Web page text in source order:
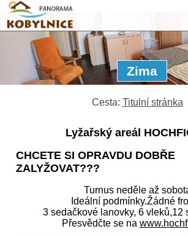
Zima
Cesta: Titulní stránka
Lyžařský areál
CHCETE SI OPRAVDU DOBŘE
ZALYŽOVAT???
Turnus neděle až
Ideální podmínky.Žádné
3 sedačkové lanovky, 6 vleků,12
Přesvědčte se na